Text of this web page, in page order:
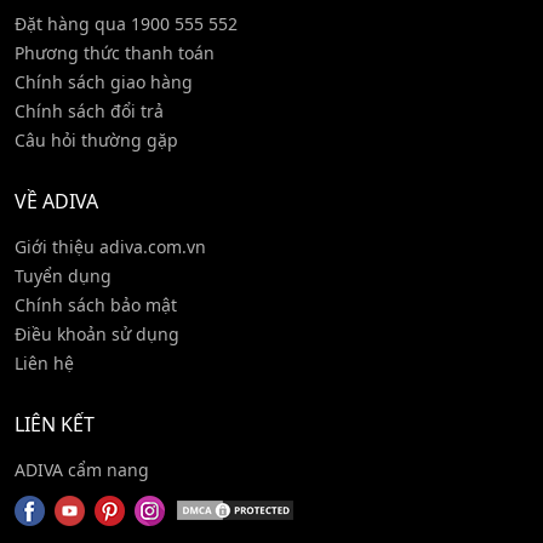
(30mg), Vitamin B6 (1.9mg), Zinc (Citrate) (0.8 mg)
CÔNG DỤNG SẢN PHẨM:
* Hỗ trợ phục hồi da tổn thương từ sâu bên trong
* Hỗ trợ cải thiện da sạm khô, tàn nhang, đốm tối
màu
* Hỗ trợ cấp ẩm, mềm mịn da tự nhiên
* Tăng collagen và elastin nội sinh giúp da săn chắc,
căng bóng
* Hỗ trợ ngăn ngừa lão hóa
HƯỚNG DẪN SỬ DỤNG SẢN PHẨM:
* Uống 1 lọ 30ml mỗi ngày trước khi đi ngủ 30 phút
để cơ thể hấp thụ tốt nhất.
* Uống ngay sau khi mở nắp
Đặt hàng qua 1900 555 552
Phương thức thanh toán
Chính sách giao hàng
Chính sách đổi trả
Câu hỏi thường gặp
VỀ ADIVA
Giới thiệu adiva.com.vn
Tuyển dụng
Chính sách bảo mật
Điều khoản sử dụng
Liên hệ
LIÊN KẾT
ADIVA cẩm nang